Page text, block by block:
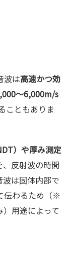
波は高速かつ効
～6,000m/s
こともありま
）や厚み測定
反射波の時間
は固体内部で
伝わるため（※
用途によって